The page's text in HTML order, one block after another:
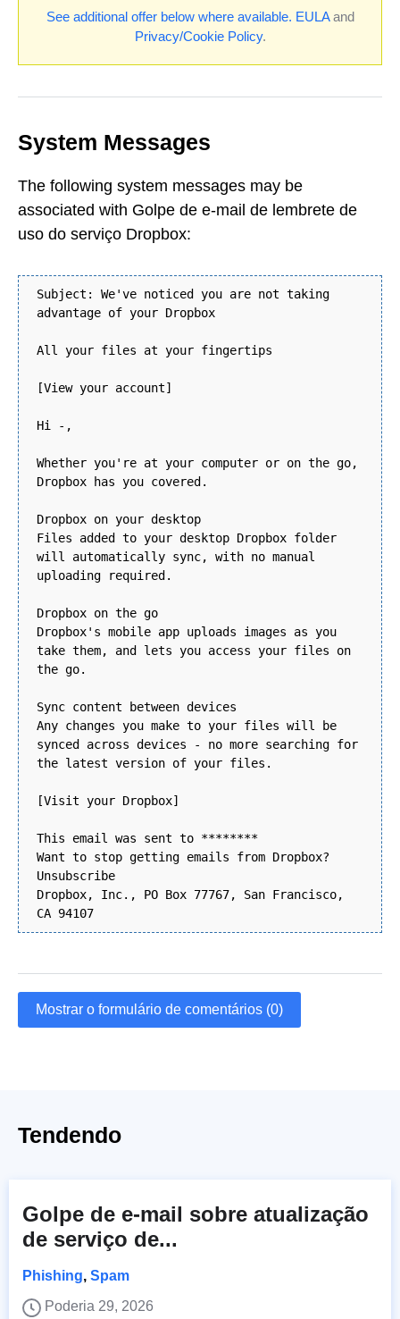
See additional offer below where available. EULAand
Privacy/Cookie Policy.
System Messages
The following system messages may be
associated with Golpe de e-mail de lembrete de
uso do serviço Dropbox:
Subject: We've noticed you are not taking
advantage of your Dropbox
All your files at your fingertips
[View your account]
Hi -,
Whether you're at your computer or on the go,
Dropbox has you covered.
Dropbox on your desktop
Files added to your desktop Dropbox folder
will automatically sync, with no manual
uploading required.
Dropbox on the go
Dropbox's mobile app uploads images as you
take them, and lets you access your files on
the go.
Sync content between devices
Any changes you make to your files will be
synced across devices - no more searching for
the latest version of your files.
[Visit your Dropbox]
This email was sent to ********
Want to stop getting emails from Dropbox?
Unsubscribe
Dropbox, Inc., PO Box 77767, San Francisco,
CA 94107
Mostrar o formulário de comentários (0)
Tendendo
Golpe de e-mail sobre atualização
de serviço de...
Phishing, Spam
Poderia 29, 2026